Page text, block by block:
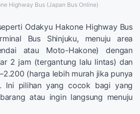
Highway Bus (Japan Bus Online)
Odakyu Hakone Highway Bus
Bus Shinjuku, menuju area
atau Moto-Hakone) dengan
2 jam (tergantung lalu lintas) dan
(harga lebih murah jika punya
Ini pilihan yang cocok bagi yang
atau ingin langsung menuju